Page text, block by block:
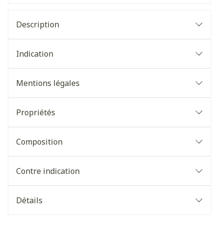
Description
Indication
Mentions légales
Propriétés
Composition
Contre indication
Détails